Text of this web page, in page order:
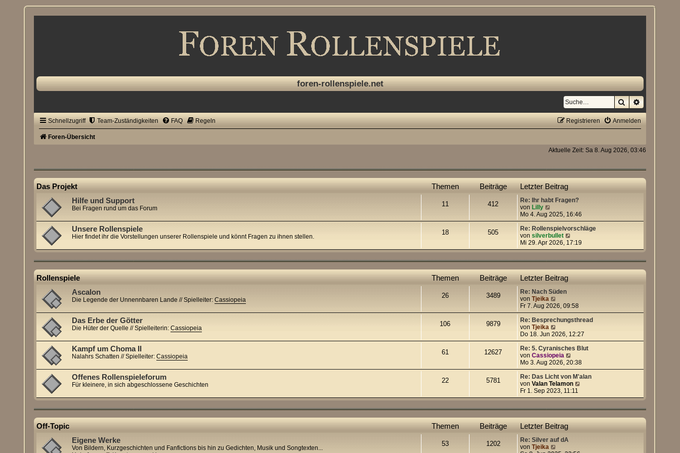
foren-rollenspiele.net
SucheErweiterte
Schnellzugriff Team-Zuständigkeiten FAQ Regeln Anmelden
Registrieren
Foren-Übersicht
Aktuelle Zeit: Sa 8. Aug 2026, 03:46
Das Projekt Themen Beiträge Letzter Beitrag
Hilfe und Support
Bei Fragen rund um das Forum
11 412
Re: Ihr habt Fragen?
von Lilly
e
u
e
s
t
e
B
e
i
r
a
g
Mo 4. Aug 2025, 16:46
Unsere Rollenspiele
Hier findet ihr die Vorstellungen unserer Rollenspiele und könnt Fragen zu ihnen stellen.
18 505
Re: Rollenspielvorschläge
von silverbullet
e
u
s
t
i
t
r
g
Mi 29. Apr 2026, 17:19
Rollenspiele Themen Beiträge Letzter Beitrag
Ascalon
Die Legende der Unnennbaren Lande // Spielleiter:Cassiopeia
26 3489
Re: Nach Süden
von Tjeika
e
u
e
t
e
r
B
e
i
t
r
a
g
Fr 7. Aug 2026, 09:58
Das Erbe der Götter
Die Hüter der Quelle // Spielleiterin:Cassiopeia
106 9879
Re: Besprechungsthread
von Tjeika
e
u
e
s
t
e
r
B
e
i
r
a
g
Do 18. Jun 2026, 12:27
Kampf um Choma II
Nalahrs Schatten // Spielleiter:Cassiopeia
61 12627
Re: 5. Cyranisches Blut
von Cassiopeia
e
u
e
s
t
e
B
e
Mo 3. Aug 2026, 20:38
Offenes Rollenspieleforum
Für kleinere, in sich abgeschlossene Geschichten
22 5781
Re: Das Licht von M'alan
von Valan Telamon
u
s
t
Fr 1. Sep 2023, 11:11
Off-Topic Themen Beiträge Letzter Beitrag
Eigene Werke
Von Bildern, Kurzgeschichten und Fanfictions bis hin zu Gedichten, Musik und Songtexten...
53 1202
Re: Silver auf dA
von Tjeika